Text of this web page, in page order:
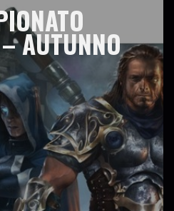
AUTUNNO